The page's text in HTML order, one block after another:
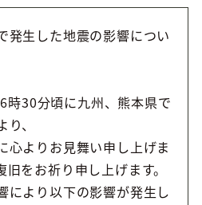
生した地震の影響につい
時30分頃に九州、熊本県で
、
心よりお見舞い申し上げま
をお祈り申し上げます。
により以下の影響が発生し